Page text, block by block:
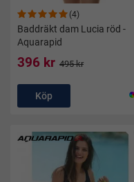
(4)
Baddräkt dam Lucia röd -
Aquarapid
396 kr 495 kr
Köp